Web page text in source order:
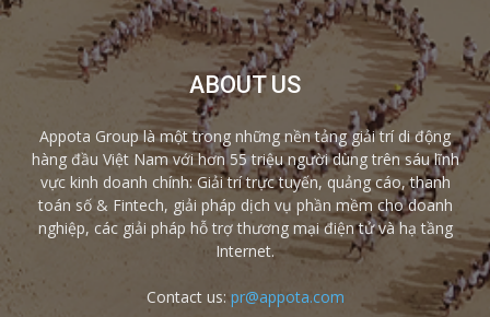
ABOUT US
Appota Group là một trong những nền tảng giải trí di động
hàng đầu Việt Nam với hơn 55 triệu người dùng trên sáu lĩnh
vực kinh doanh chính: Giải trí trực tuyến, quảng cáo, thanh
toán số & Fintech, giải pháp dịch vụ phần mềm cho doanh
nghiệp, các giải pháp hỗ trợ thương mại điện tử và hạ tầng
Internet.
Contact us: pr@appota.com